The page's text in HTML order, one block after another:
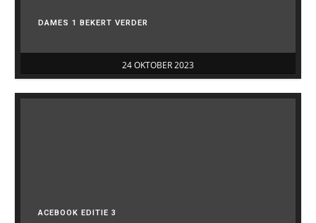
24 OKTOBER 2023
DAMES 1 BEKERT VERDER
ACEBOOK EDITIE 3